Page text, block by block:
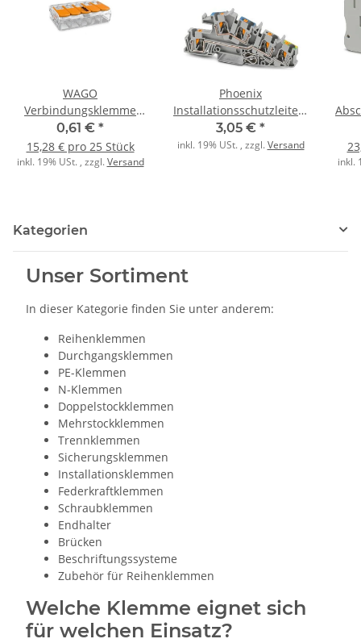
WAGO
Verbindungsklemme
5polig Compact mit
Hebel transparent
0,61 € *
15,28 € pro 25 Stück
inkl. 19% USt. , zzgl.Versand
Phoenix
Installationsschutzleiterklemme
PTI 4-PE/L/N
3,05 € *
inkl. 19% USt. , zzgl.Versand
inkl.
Kategorien
Unser Sortiment
In dieser Kategorie finden Sie unter anderem:
Reihenklemmen
Durchgangsklemmen
PE-Klemmen
N-Klemmen
Doppelstockklemmen
Mehrstockklemmen
Trennklemmen
Sicherungsklemmen
Installationsklemmen
Federkraftklemmen
Schraubklemmen
Endhalter
Brücken
Beschriftungssysteme
Zubehör für Reihenklemmen
Welche Klemme eignet sich
für welchen Einsatz?